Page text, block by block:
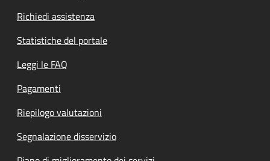
Richiedi assistenza
Statistiche del portale
Leggi le FAQ
Pagamenti
Riepilogo valutazioni
Segnalazione disservizio